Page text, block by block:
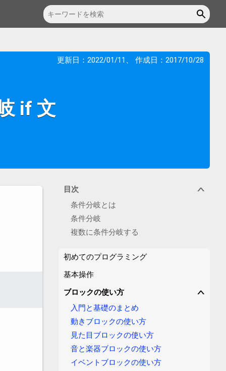
更新日： 2022/01/11 、 作成日： 2017/10/28
if 文
∨
目次
条件分岐とは
条件分岐
複数に条件分岐する
初めてのプログラミング
基本操作
∨
ブロックの使い方
入門と基礎のまとめ
動きブロックの使い方
見た目ブロックの使い方
音と楽器ブロックの使い方
イベントブロックの使い方